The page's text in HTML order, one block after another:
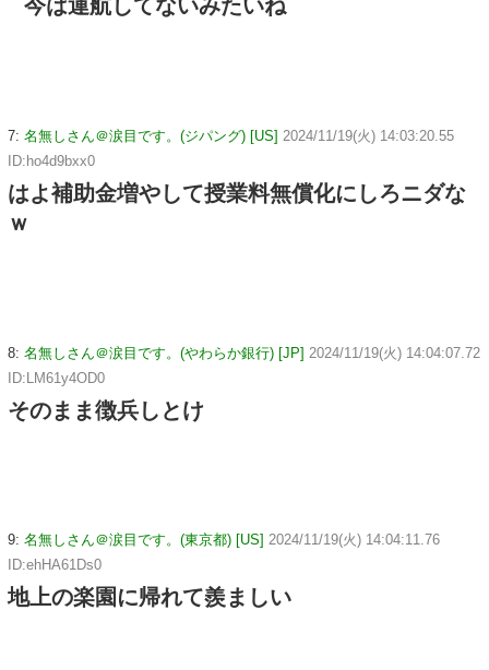
今は運航してないみたいね
7: 名無しさん＠涙目です。(ジパング) [US] 2024/11/19(火) 14:03:20.55
ID:ho4d9bxx0
はよ補助金増やして授業料無償化にしろニダな
ｗ
8: 名無しさん＠涙目です。(やわらか銀行) [JP] 2024/11/19(火) 14:04:07.72
ID:LM61y4OD0
そのまま徴兵しとけ
9: 名無しさん＠涙目です。(東京都) [US] 2024/11/19(火) 14:04:11.76
ID:ehHA61Ds0
地上の楽園に帰れて羨ましい